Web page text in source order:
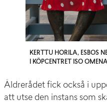
KERTTU HORILA, ESBOS
I KÖPCENTRET ISO
Äldrerådet fick också i
att utse den instans som